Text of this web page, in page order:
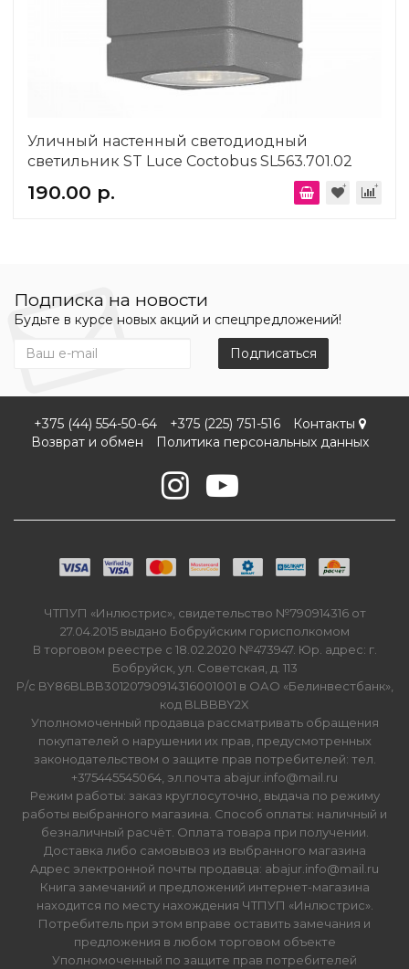
Уличный настенный светодиодный
светильник ST Luce Coctobus SL563.701.02
190.00 р.
Подписка на новости
Будьте в курсе новых акций и спецпредложений!
Подписаться
+375 (44) 554-50-64 +375 (225) 751-516
Контакты
Возврат и обмен
Политика персональных данных
ЧТПУП «Инлюстрис», свидетельство №790914316 от
27.04.2015 выдано Бобруйским горисполкомом
В торговом реестре с 18.02.2020 №473947. Юр. адрес: г.
Бобруйск, ул. Советская, д. 113
Р/с BY86BLBB30120790914316001001 в ОАО «Белинвестбанк»,
код BLBBBY2X
Уполномоченный продавца рассматривать обращения
покупателей о нарушении их прав, предусмотренных
законодательством о защите прав потребителей: тел.
+375445545064, эл.почта abajur.info@mail.ru
Режим работы: заказ круглосуточно, выдача по режиму
работы выбранного магазина. Способ оплаты: наличный и
безналичный расчёт. Оплата товара при получении.
Доставка либо самовывоз из выбранного магазина
Адрес электронной почты продавца: abajur.info@mail.ru
Книга замечаний и предложений интернет-магазина
находится по месту нахождения ЧТПУП «Инлюстрис».
Потребитель при этом вправе оставить замечания и
предложения в любом торговом объекте
Уполномоченный по защите прав потребителей